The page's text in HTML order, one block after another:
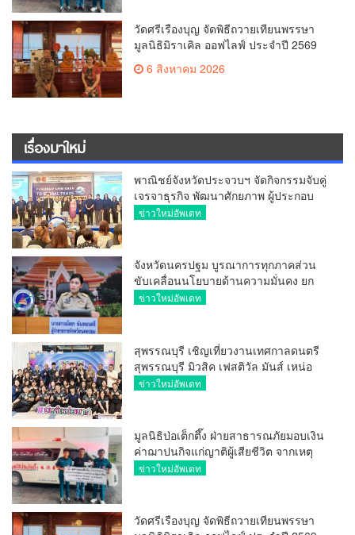
วัดศรีเรืองบุญ จัดพิธีถวายเทียนพรรษา
มูลนิธิมิราเคิล ออฟไลฟ์ ประจำปี 2569
ประธาน
6 สิงหาคม 2026
เรื่องมาใหม่
พาณิชย์จังหวัดประจวบฯ จัดกิจกรรมจับคู่
เจรจาธุรกิจ พัฒนาศักยภาพ ผู้ประกอบ
การ ขยายช่องทางการค้า สู่การค้า
ข่าวใหม่อัพเดท
จังหวัดนครปฐม บูรณาการทุกภาคส่วน
ขับเคลื่อนนโยบายด้านความมั่นคง ยก
ระดับการป้องกันอาชญากรรมทาง
ข่าวใหม่อัพเดท
สุพรรณบุรี เชิญเที่ยวงานเทศกาลดนตรี
สุพรรณบุรี มิวสิค เฟสติวัล มันส์ เหน่อ
มาก
ข่าวใหม่อัพเดท
มูลนิธิป่อเต็กตึ๊ง ฝ่ายสาธารณภัยมอบเงิน
ค่าฌาปนกิจแก่ญาติผู้เสียชีวิต จากเหตุ
เพลิงไหม้ โรงเบียร์ ณ ลาดพร้าว จำนวน
ข่าวใหม่อัพเดท
วัดศรีเรืองบุญ จัดพิธีถวายเทียนพรรษา